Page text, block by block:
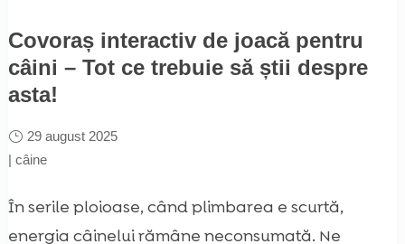
Covoraș interactiv de joacă pentru
câini – Tot ce trebuie să știi despre
asta!
29 august 2025
| câine
În serile ploioase, când plimbarea e scurtă,
energia câinelui rămâne neconsumată. Ne